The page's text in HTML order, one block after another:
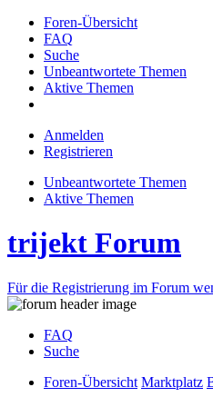
Foren-Übersicht
FAQ
Suche
Unbeantwortete Themen
Aktive Themen
Anmelden
Registrieren
Unbeantwortete Themen
Aktive Themen
trijekt Forum
Für die Registrierung im Forum
FAQ
Suche
Foren-Übersicht Marktplatz